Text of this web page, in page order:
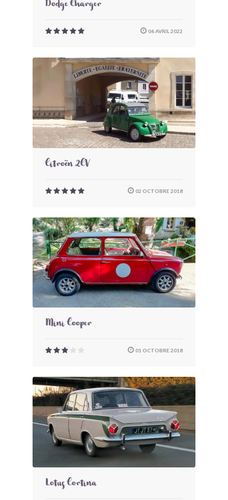
Dodge Charger
06 AVRIL 2022
Citroën 2CV
02 OCTOBRE 2018
Mini Cooper
01 OCTOBRE 2018
Lotus Cortina